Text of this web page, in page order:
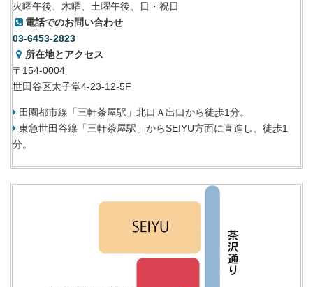
火曜午後、木曜、土曜午後、日・祝日
電話でのお問い合わせ
03-6453-2823
所在地とアクセス
〒154-0004
世田谷区太子堂4-23-12-5F
田園都市線「三軒茶屋駅」北口Ａ出口から徒歩1分。
東急世田谷線「三軒茶屋駅」からSEIYU方面に直進し、徒歩1
分。